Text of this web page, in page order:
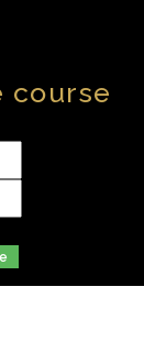
course